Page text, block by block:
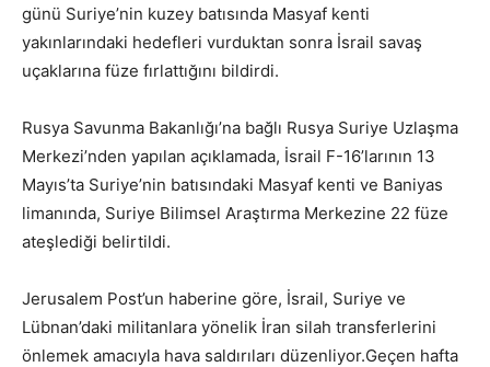
günü Suriye’nin kuzey batısında Masyaf kenti
yakınlarındaki hedefleri vurduktan sonra İsrail savaş
uçaklarına füze fırlattığını bildirdi.
Rusya Savunma Bakanlığı’na bağlı Rusya Suriye Uzlaşma
Merkezi’nden yapılan açıklamada, İsrail F-16’larının 13
Mayıs’ta Suriye’nin batısındaki Masyaf kenti ve Baniyas
limanında, Suriye Bilimsel Araştırma Merkezine 22 füze
ateşlediği belirtildi.
Jerusalem Post’un haberine göre, İsrail, Suriye ve
Lübnan’daki militanlara yönelik İran silah transferlerini
önlemek amacıyla hava saldırıları düzenliyor.Geçen hafta